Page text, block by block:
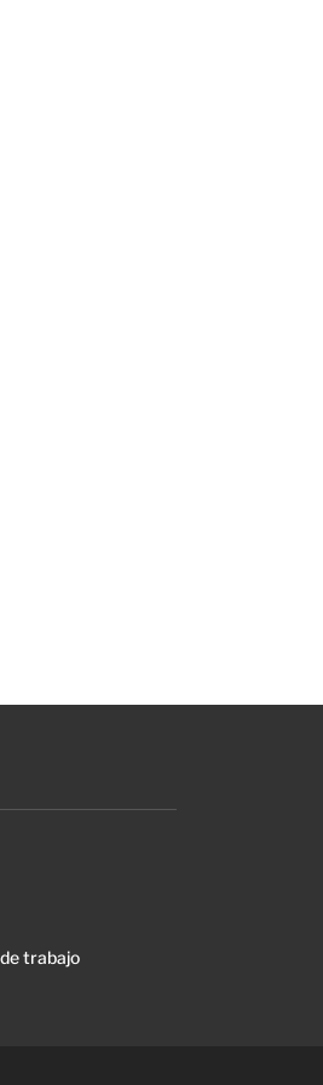
trabajo